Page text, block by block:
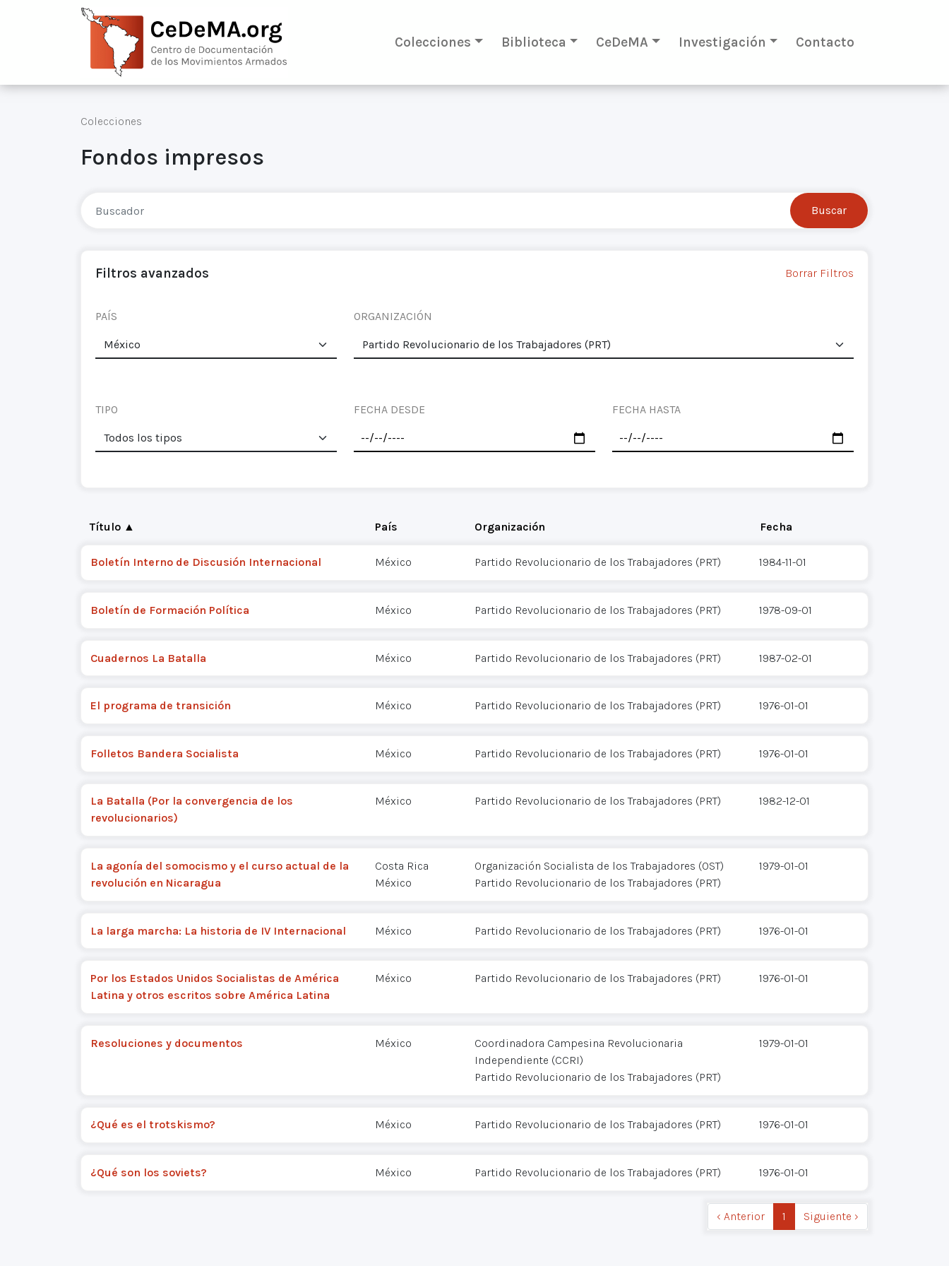
Colecciones Biblioteca CeDeMA Investigación Contacto
Colecciones
Fondos impresos
Filtros avanzados Borrar Filtros
PAÍS ORGANIZACIÓN
TIPO FECHA DESDE FECHA HASTA
Título ▲ País Organización Fecha
Boletín Interno de Discusión Internacional México Partido Revolucionario de los Trabajadores (PRT) 1984-11-01
Boletín de Formación Política México Partido Revolucionario de los Trabajadores (PRT) 1978-09-01
Cuadernos La Batalla México Partido Revolucionario de los Trabajadores (PRT) 1987-02-01
El programa de transición México Partido Revolucionario de los Trabajadores (PRT) 1976-01-01
Folletos Bandera Socialista México Partido Revolucionario de los Trabajadores (PRT) 1976-01-01
La Batalla (Por la convergencia de los
revolucionarios)
México Partido Revolucionario de los Trabajadores (PRT) 1982-12-01
La agonía del somocismo y el curso actual de la
revolución en Nicaragua
Costa Rica
México
Organización Socialista de los Trabajadores (OST)
Partido Revolucionario de los Trabajadores (PRT)
1979-01-01
La larga marcha: La historia de IV Internacional México Partido Revolucionario de los Trabajadores (PRT) 1976-01-01
Por los Estados Unidos Socialistas de América
Latina y otros escritos sobre América Latina
México Partido Revolucionario de los Trabajadores (PRT) 1976-01-01
Resoluciones y documentos México
Coordinadora Campesina Revolucionaria
Independiente (CCRI)
Partido Revolucionario de los Trabajadores (PRT)
1979-01-01
¿Qué es el trotskismo? México Partido Revolucionario de los Trabajadores (PRT) 1976-01-01
¿Qué son los soviets? México Partido Revolucionario de los Trabajadores (PRT) 1976-01-01
‹ Anterior 1 Siguiente ›